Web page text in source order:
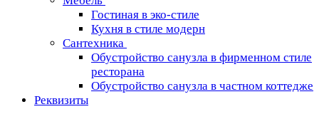
Гостиная в эко-стиле
Кухня в стиле модерн
Сантехника
Обустройство санузла в фирменном стиле
ресторана
Обустройство санузла в частном коттедже
Реквизиты